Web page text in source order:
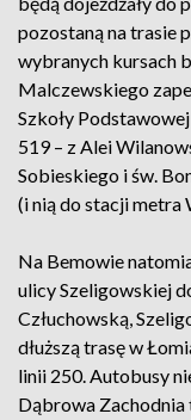
pozostaną na trasie
wybranych kursach
Malczewskiego
Szkoły
519 – z Alei
Sobieskiego i św.
(i nią do stacji metra
Na Bemowie
ulicy Szeligowskiej
Człuchowską,
dłuższą trasę w
linii 250. Autobusy
Dąbrowa